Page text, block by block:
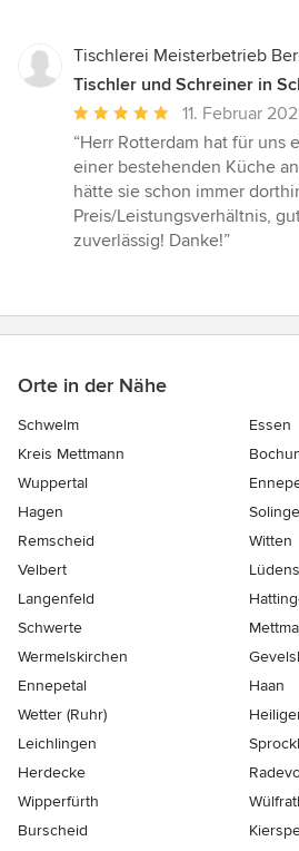
Tischlerei Meisterbetrieb
Tischler und Schreiner in
Durchschnittliche
Bewertung:
5
von
5
Sternen
11. Februar
“Herr Rotterdam hat für uns
einer bestehenden Küche
hätte sie schon immer
Preis/Leistungsverhältnis,
zuverlässig! Danke!”
Orte in der Nähe
Schwelm
Essen
Kreis Mettmann
Wuppertal
Hagen
Remscheid
Witten
Velbert
Langenfeld
Schwerte
Wermelskirchen
Ennepetal
Haan
Wetter (Ruhr)
Leichlingen
Herdecke
Wipperfürth
Burscheid